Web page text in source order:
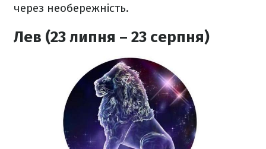
через необережність.
Лев (23 липня – 23 серпня)